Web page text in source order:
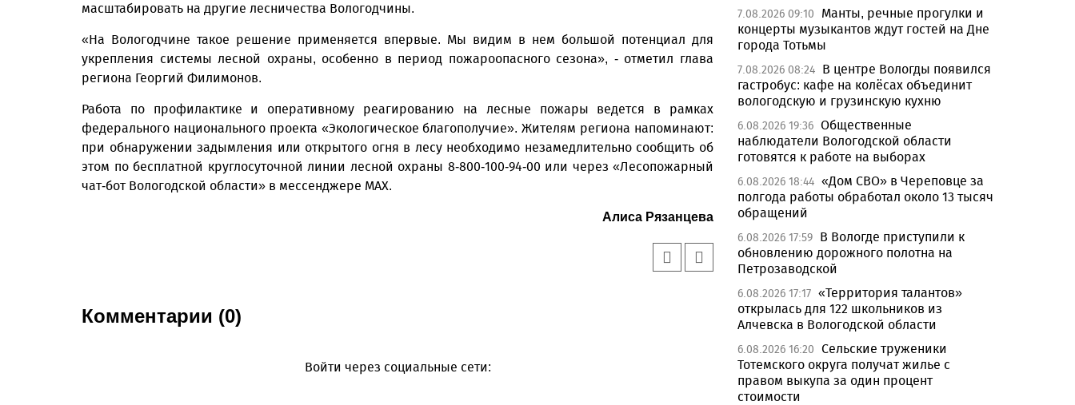
масштабировать на другие лесничества Вологодчины.
«На Вологодчине такое решение применяется впервые. Мы видим в нем большой потенциал для
укрепления системы лесной охраны, особенно в период пожароопасного сезона», - отметил глава
региона Георгий Филимонов.
Работа по профилактике и оперативному реагированию на лесные пожары ведется в рамках
федерального национального проекта «Экологическое благополучие». Жителям региона напоминают:
при обнаружении задымления или открытого огня в лесу необходимо незамедлительно сообщить об
этом по бесплатной круглосуточной линии лесной охраны 8-800-100-94-00 или через «Лесопожарный
чат-бот Вологодской области» в мессенджере MAX.
Алиса Рязанцева
Комментарии (0)
Войти через социальные сети:
7.08.2026 09:10
Манты, речные прогулки и
концерты музыкантов ждут гостей на Дне
города Тотьмы
7.08.2026 08:24 В центре Вологды появился
гастробус: кафе на колёсах объединит
вологодскую и грузинскую кухню
6.08.2026 19:36 Общественные
наблюдатели Вологодской области
готовятся к работе на выборах
6.08.2026 18:44 «Дом СВО» в Череповце за
полгода работы обработал около 13 тысяч
обращений
6.08.2026 17:59 В Вологде приступили к
обновлению дорожного полотна на
Петрозаводской
6.08.2026 17:17 «Территория талантов»
открылась для 122 школьников из
Алчевска в Вологодской области
6.08.2026 16:20 Сельские труженики
Тотемского округа получат жилье с
правом выкупа за один процент
стоимости